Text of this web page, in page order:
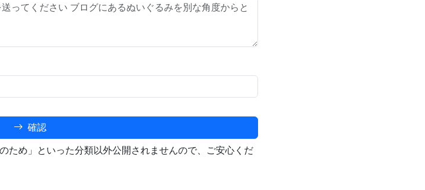
確認
ため」といった分類以外公開されませんので、ご安心くだ